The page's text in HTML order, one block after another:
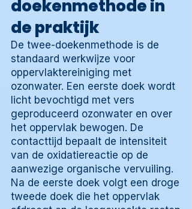
doekenmethode in
de praktijk
De twee-doekenmethode is de
standaard werkwijze voor
oppervlaktereiniging met
ozonwater. Een eerste doek wordt
licht bevochtigd met vers
geproduceerd ozonwater en over
het oppervlak bewogen. De
contacttijd bepaalt de intensiteit
van de oxidatiereactie op de
aanwezige organische vervuiling.
Na de eerste doek volgt een droge
tweede doek die het oppervlak